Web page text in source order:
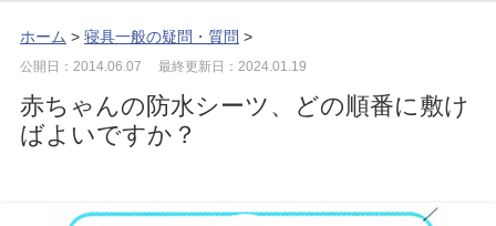
ホーム > 寝具一般の疑問・質問 >
公開日：2014.06.07 最終更新日：2024.01.19
赤ちゃんの防水シーツ、どの順番に敷け
ばよいですか？